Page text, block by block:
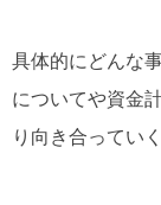
具体的にどんな
についてや資金
り向き合ってい